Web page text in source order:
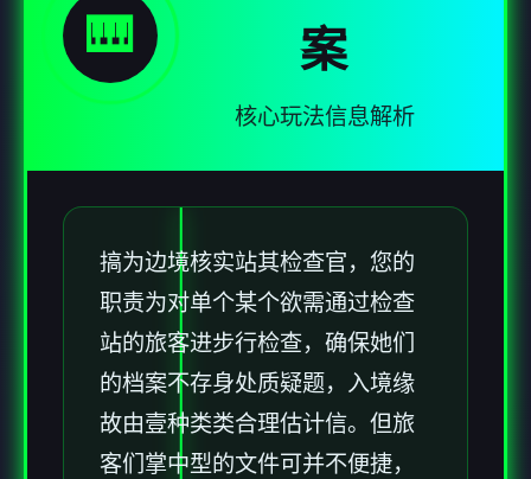
🎹
案
核心玩法信息解析
搞为边境核实站其检查官，您的
职责为对单个某个欲需通过检查
站的旅客进步行检查，确保她们
的档案不存身处质疑题，入境缘
故由壹种类类合理估计信。但旅
客们掌中型的文件可并不便捷，